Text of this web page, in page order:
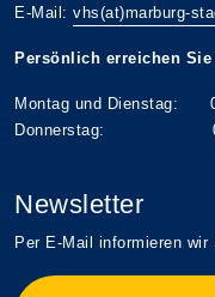
E-Mail: vhs(at)marburg-
Persönlich erreichen Sie
Montag und Dienstag:
Donnerstag:
15:00 -
Newsletter
Per E-Mail informieren